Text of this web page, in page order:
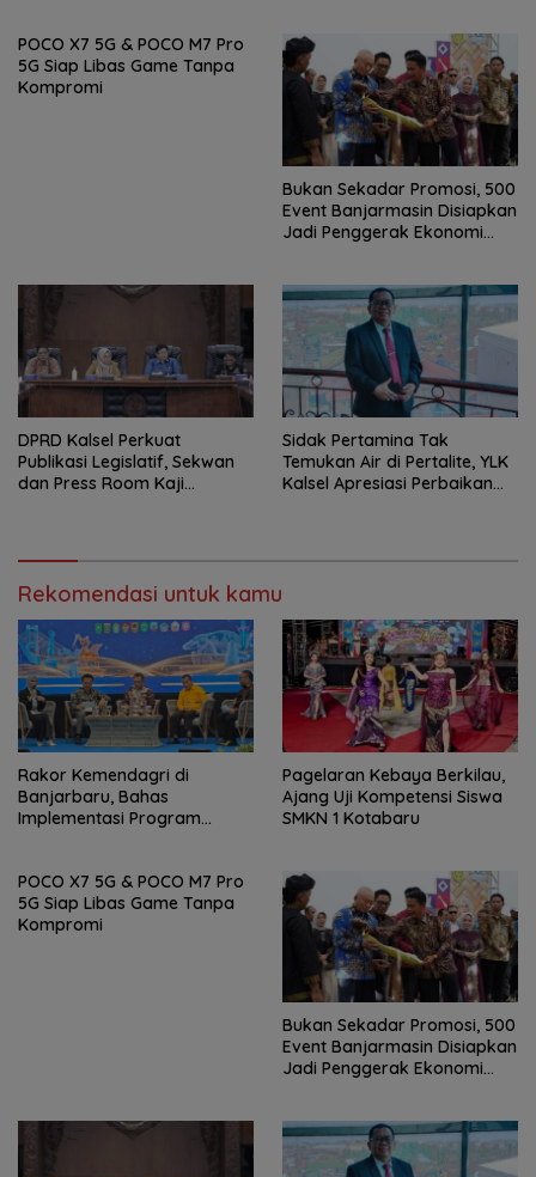
POCO X7 5G & POCO M7 Pro
5G Siap Libas Game Tanpa
Kompromi
Bukan Sekadar Promosi, 500
Event Banjarmasin Disiapkan
Jadi Penggerak Ekonomi
‎DPRD Kalsel Perkuat
Publikasi Legislatif, Sekwan
dan Press Room Kaji
Sidak Pertamina Tak
Temukan Air di Pertalite, YLK
Kalsel Apresiasi Perbaikan
Rekomendasi untuk kamu
Rakor Kemendagri di
Banjarbaru, Bahas
Implementasi Program
Pagelaran Kebaya Berkilau,
Ajang Uji Kompetensi Siswa
SMKN 1 Kotabaru
POCO X7 5G & POCO M7 Pro
5G Siap Libas Game Tanpa
Kompromi
Bukan Sekadar Promosi, 500
Event Banjarmasin Disiapkan
Jadi Penggerak Ekonomi